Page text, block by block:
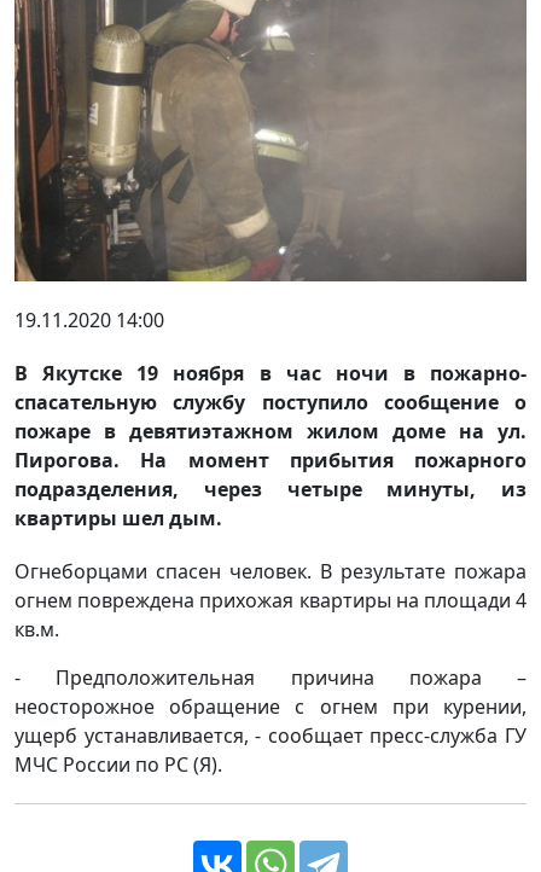
19.11.2020 14:00
В Якутске 19 ноября в час ночи в пожарно-
спасательную службу поступило сообщение о
пожаре в девятиэтажном жилом доме на ул.
Пирогова. На момент прибытия пожарного
подразделения, через четыре минуты, из
квартиры шел дым.
Огнеборцами спасен человек. В результате пожара
огнем повреждена прихожая квартиры на площади 4
кв.м.
- Предположительная причина пожара –
неосторожное обращение с огнем при курении,
ущерб устанавливается, - сообщает пресс-служба ГУ
МЧС России по РС (Я).